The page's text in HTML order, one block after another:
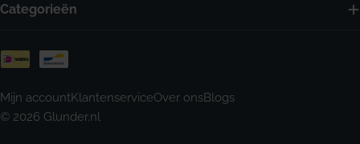
Categorieën
Betaalmethoden
© 2026 Glunder.nl
Mijn accountKlantenserviceOver onsBlogs